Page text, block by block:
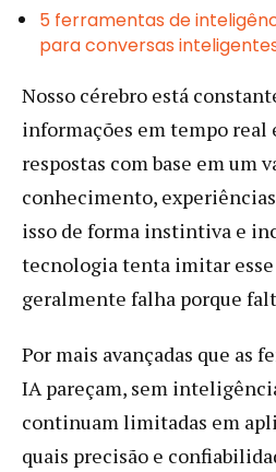
5 ferramentas de
para conversas
Nosso cérebro está
informações em tempo real
respostas com base em um
conhecimento,
isso de forma instintiva e
tecnologia tenta imitar esse
geralmente falha porque
Por mais avançadas que as
IA pareçam, sem
continuam limitadas em
quais precisão e